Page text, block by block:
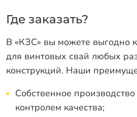
Где заказать?
В «КЗС» вы можете выгодно
для винтовых свай любых
конструкций. Наши
Собственное
контролем качества;